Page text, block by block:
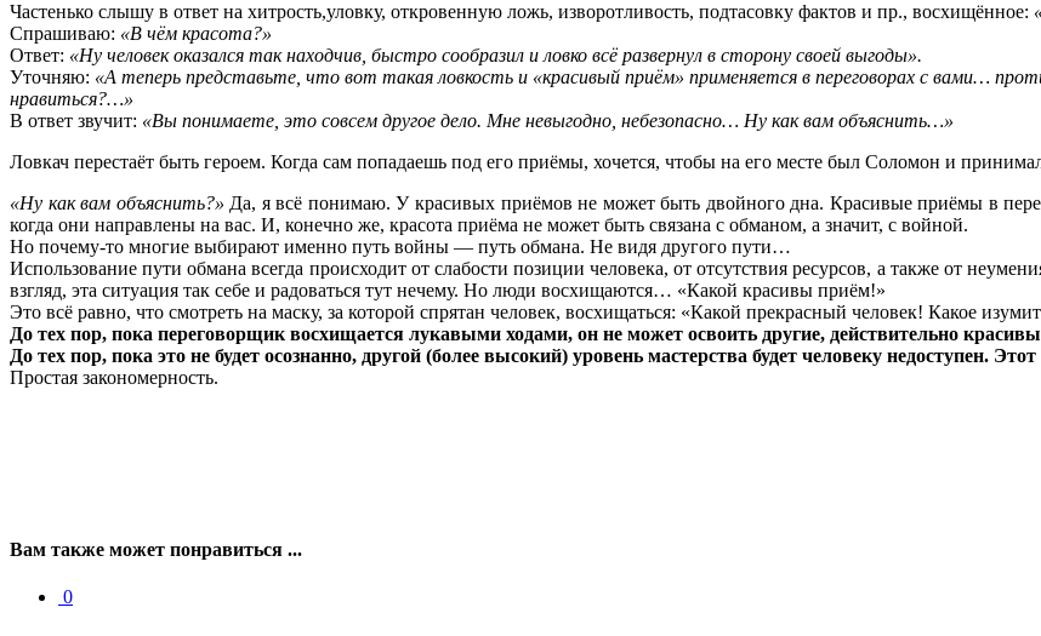
Частенько слышу в ответ на хитрость,уловку, откровенную ложь, изворотливость, подтасовку фактов и пр., восхищённое:
Спрашиваю: «В чём красота?»
Ответ: «Ну человек оказался так находчив, быстро сообразил и ловко всё развернул в сторону своей выгоды».
Уточняю: «А теперь представьте, что вот такая ловкость и «красивый приём» применяется в переговорах с вами…
нравиться?…»
В ответ звучит: «Вы понимаете, это совсем другое дело. Мне невыгодно, небезопасно… Ну как вам объяснить…»
Ловкач перестаёт быть героем. Когда сам попадаешь под его приёмы, хочется, чтобы на его месте был Соломон и
«Ну как вам объяснить?» Да, я всё понимаю. У красивых приёмов не может быть двойного дна. Красивые приёмы в
когда они направлены на вас. И, конечно же, красота приёма не может быть связана с обманом, а значит, с войной.
Но почему-то многие выбирают именно путь войны — путь обмана. Не видя другого пути…
Использование пути обмана всегда происходит от слабости позиции человека, от отсутствия ресурсов, а также от
взгляд, эта ситуация так себе и радоваться тут нечему. Но люди восхищаются… «Какой красивы приём!»
Это всё равно, что смотреть на маску, за которой спрятан человек, восхищаться: «Какой прекрасный человек! Какое
До тех пор, пока переговорщик восхищается лукавыми ходами, он не может освоить другие, действительно
До тех пор, пока это не будет осознанно, другой (более высокий) уровень мастерства будет человеку недоступен.
Простая закономерность.
Вам также может понравиться ...
0